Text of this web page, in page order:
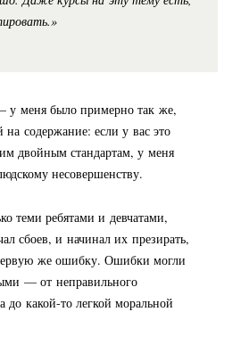
у меня было примерно так же,
на содержание: если у вас это
двойным стандартам, у меня
несовершенству.
теми ребятами и девчатами,
сбоев, и начинал их презирать,
же ошибку. Ошибки могли
— от неправильного
до какой-то легкой моральной